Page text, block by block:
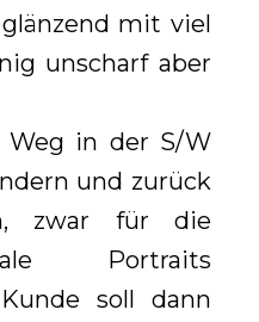
mit viel
unscharf aber
Weg in der S/W
und zurück
zwar für die
Portraits
soll dann